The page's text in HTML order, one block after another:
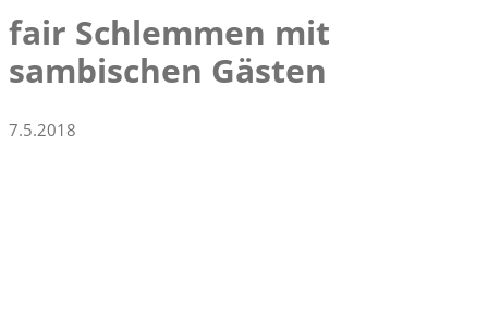
fair Schlemmen mit
sambischen Gästen
7.5.2018